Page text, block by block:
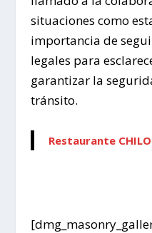
situaciones como
importancia de
legales para
garantizar la
tránsito.
Restaurante